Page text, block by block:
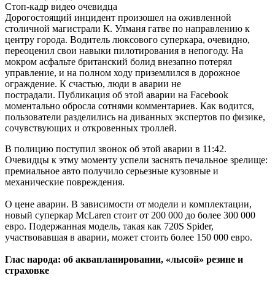
Стоп-кадр видео очевидца
Дорогостоящий инцидент произошел на оживленной
столичной магистрали К. Улманя гатве по направлению к
центру города. Водитель люксового суперкара, очевидно,
переоценил свои навыки пилотирования в непогоду. На
мокром асфальте британский болид внезапно потерял
управление, и на полном ходу приземлился в дорожное
ограждение. К счастью, люди в аварии не
пострадали. Публикация об этой аварии на Facebook
моментально обросла сотнями комментариев. Как водится,
пользователи разделились на диванных экспертов по физике,
сочувствующих и откровенных троллей.
В полицию поступил звонок об этой аварии в 11:42.
Очевидцы к этму моменту успели заснять печальное зрелище:
премиальное авто получило серьезные кузовные и
механические повреждения.
О цене аварии. В зависимости от модели и комплектации,
новый суперкар McLaren стоит от 200 000 до более 300 000
евро. Подержанная модель, такая как 720S Spider,
участвовавшая в аварии, может стоить более 150 000 евро.
Глас народа: об аквапланировании, «лысой» резине и
страховке